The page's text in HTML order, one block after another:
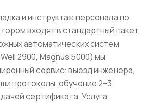
и инструктаж персонала по
входят в стандартный пакет
автоматических систем
2900, Magnus 5000) мы
сервис: выезд инженера,
протоколы, обучение 2–3
сертификата. Услуга